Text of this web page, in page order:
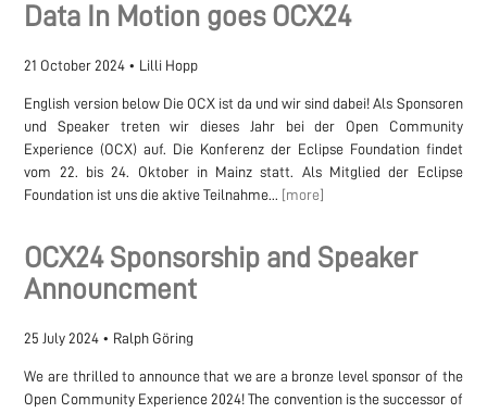
Data In Motion goes OCX24
21 October 2024 • Lilli Hopp
English version below Die OCX ist da und wir sind dabei! Als Sponsoren
und Speaker treten wir dieses Jahr bei der Open Community
Experience (OCX) auf. Die Konferenz der Eclipse Foundation findet
vom 22. bis 24. Oktober in Mainz statt. Als Mitglied der Eclipse
Foundation ist uns die aktive Teilnahme... [more]
OCX24 Sponsorship and Speaker
Announcment
25 July 2024 • Ralph Göring
We are thrilled to announce that we are a bronze level sponsor of the
Open Community Experience 2024! The convention is the successor of